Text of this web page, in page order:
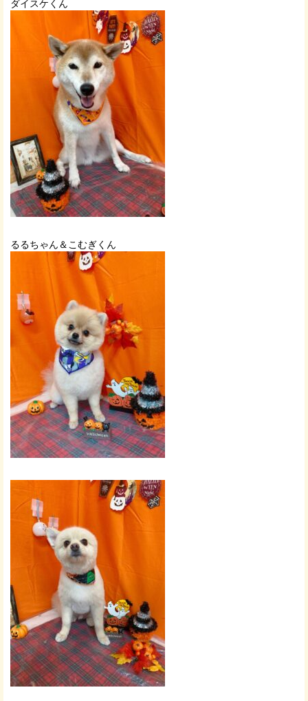
ダイスケくん
るるちゃん＆こむぎくん